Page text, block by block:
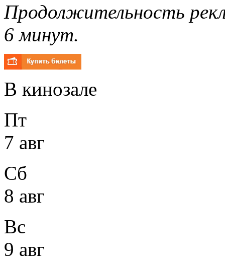
Продолжительность
6 минут.
В кинозале
Пт
7 авг
Сб
8 авг
Вс
9 авг